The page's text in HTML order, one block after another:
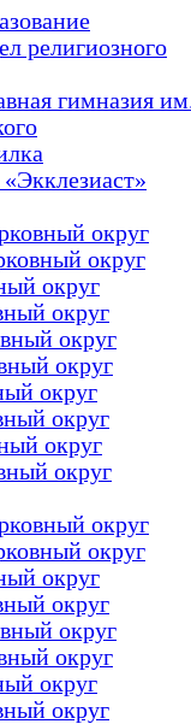
религиозного
гимназия
округ
округ
округ
округ
округ
округ
округ
округ
округ
округ
округ
округ
округ
округ
округ
округ
округ
округ